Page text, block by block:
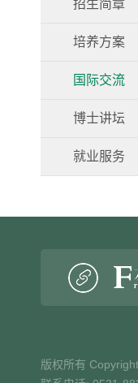
招生简章
培养方案
国际交流
博士讲坛
就业服务
版权所有